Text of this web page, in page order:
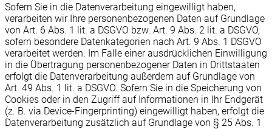
Sofern Sie in die Datenverarbeitung eingewilligt haben,
verarbeiten wir Ihre personenbezogenen Daten auf Grundlage
von Art. 6 Abs. 1 lit. a DSGVO bzw. Art. 9 Abs. 2 lit. a DSGVO,
sofern besondere Datenkategorien nach Art. 9 Abs. 1 DSGVO
verarbeitet werden. Im Falle einer ausdrücklichen Einwilligung
in die Übertragung personenbezogener Daten in Drittstaaten
erfolgt die Datenverarbeitung außerdem auf Grundlage von
Art. 49 Abs. 1 lit. a DSGVO. Sofern Sie in die Speicherung von
Cookies oder in den Zugriff auf Informationen in Ihr Endgerät
(z. B. via Device-Fingerprinting) eingewilligt haben, erfolgt die
Datenverarbeitung zusätzlich auf Grundlage von § 25 Abs. 1